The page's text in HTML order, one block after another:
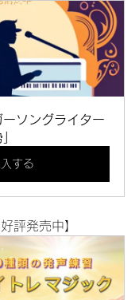
ーソングライター
する
評発売中】